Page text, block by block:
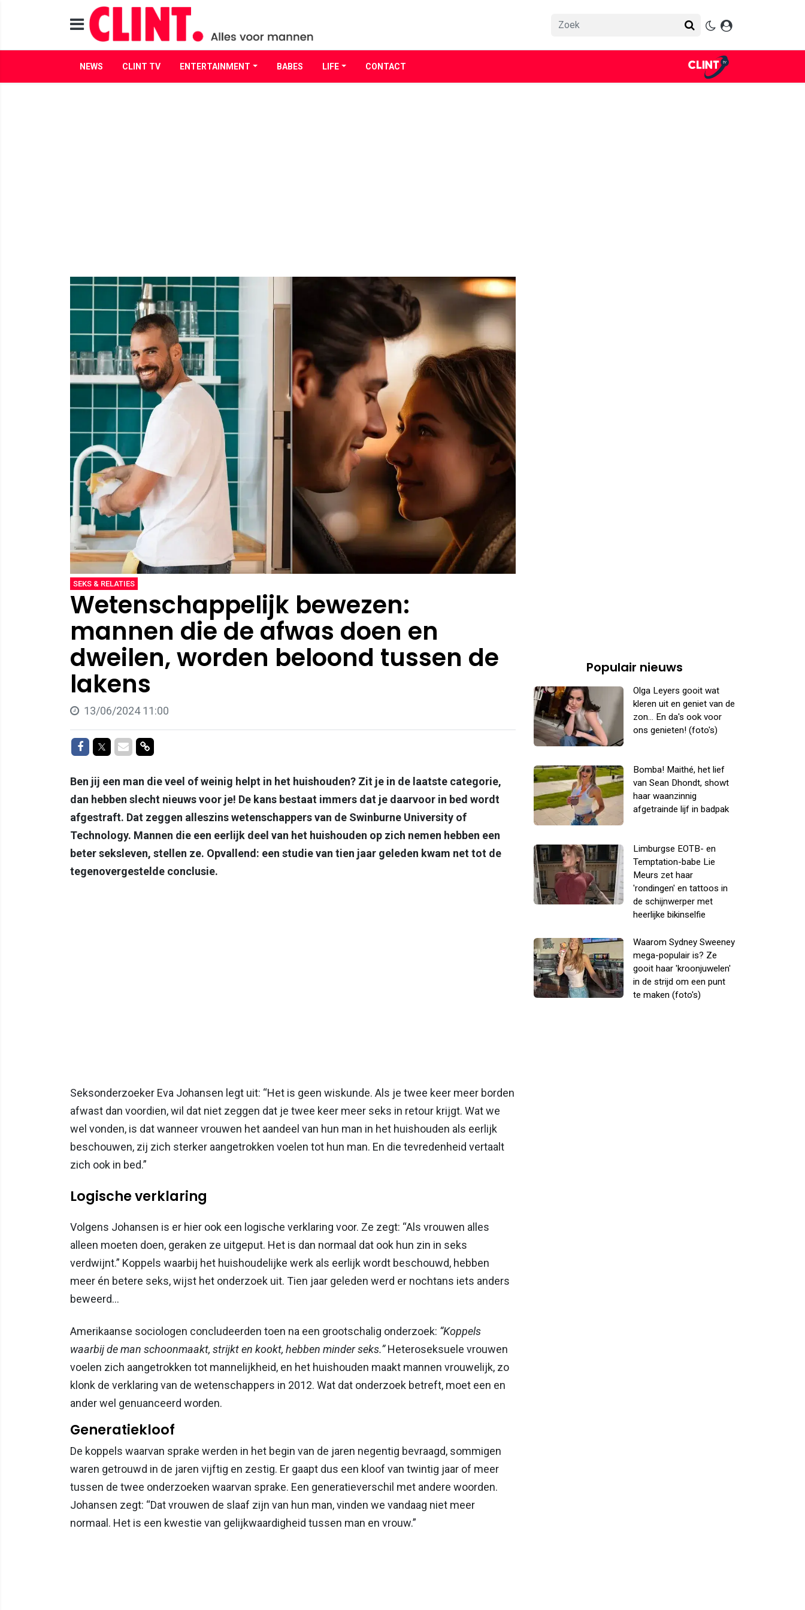
NEWS CLINT TV ENTERTAINMENT BABES LIFE CONTACT
SEKS & RELATIES
Wetenschappelijk bewezen:
mannen die de afwas doen en
dweilen, worden beloond tussen de
lakens
13/06/2024 11:00
Delen op Facebook
Delen op Twitter
Delen via Mail
Delen via link
Ben jij een man die veel of weinig helpt in het huishouden? Zit je in de laatste categorie,
dan hebben slecht nieuws voor je! De kans bestaat immers dat je daarvoor in bed wordt
afgestraft. Dat zeggen alleszins wetenschappers van de Swinburne University of
Technology. Mannen die een eerlijk deel van het huishouden op zich nemen hebben een
beter seksleven, stellen ze. Opvallend: een studie van tien jaar geleden kwam net tot de
tegenovergestelde conclusie.
Seksonderzoeker Eva Johansen legt uit: “Het is geen wiskunde. Als je twee keer meer borden
afwast dan voordien, wil dat niet zeggen dat je twee keer meer seks in retour krijgt. Wat we
wel vonden, is dat wanneer vrouwen het aandeel van hun man in het huishouden als eerlijk
beschouwen, zij zich sterker aangetrokken voelen tot hun man. En die tevredenheid vertaalt
zich ook in bed.”
Logische verklaring
Volgens Johansen is er hier ook een logische verklaring voor. Ze zegt: “Als vrouwen alles
alleen moeten doen, geraken ze uitgeput. Het is dan normaal dat ook hun zin in seks
verdwijnt.” Koppels waarbij het huishoudelijke werk als eerlijk wordt beschouwd, hebben
meer én betere seks, wijst het onderzoek uit. Tien jaar geleden werd er nochtans iets anders
beweerd…
Amerikaanse sociologen concludeerden toen na een grootschalig onderzoek: “Koppels
waarbij de man schoonmaakt, strijkt en kookt, hebben minder seks.”Heteroseksuele vrouwen
voelen zich aangetrokken tot mannelijkheid, en het huishouden maakt mannen vrouwelijk, zo
klonk de verklaring van de wetenschappers in 2012. Wat dat onderzoek betreft, moet een en
ander wel genuanceerd worden.
Generatiekloof
De koppels waarvan sprake werden in het begin van de jaren negentig bevraagd, sommigen
waren getrouwd in de jaren vijftig en zestig. Er gaapt dus een kloof van twintig jaar of meer
tussen de twee onderzoeken waarvan sprake. Een generatieverschil met andere woorden.
Johansen zegt: “Dat vrouwen de slaaf zijn van hun man, vinden we vandaag niet meer
normaal. Het is een kwestie van gelijkwaardigheid tussen man en vrouw.”
Populair nieuws
Olga Leyers gooit wat
kleren uit en geniet van de
zon... En da's ook voor
ons genieten! (foto's)
Bomba! Maithé, het lief
van Sean Dhondt, showt
haar waanzinnig
afgetrainde lijf in badpak
Limburgse EOTB- en
Temptation-babe Lie
Meurs zet haar
'rondingen' en tattoos in
de schijnwerper met
heerlijke bikinselfie
Waarom Sydney Sweeney
mega-populair is? Ze
gooit haar 'kroonjuwelen'
in de strijd om een punt
te maken (foto's)